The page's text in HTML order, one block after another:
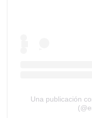
Una publicación